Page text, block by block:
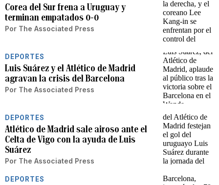
Corea del Sur frena a Uruguay y
terminan empatados 0-0
Por The Associated Press
DEPORTES
Luis Suárez y el Atlético de Madrid
agravan la crisis del Barcelona
Por The Associated Press
DEPORTES
Atlético de Madrid sale airoso ante el
Celta de Vigo con la ayuda de Luis
Suárez
Por The Associated Press
DEPORTES